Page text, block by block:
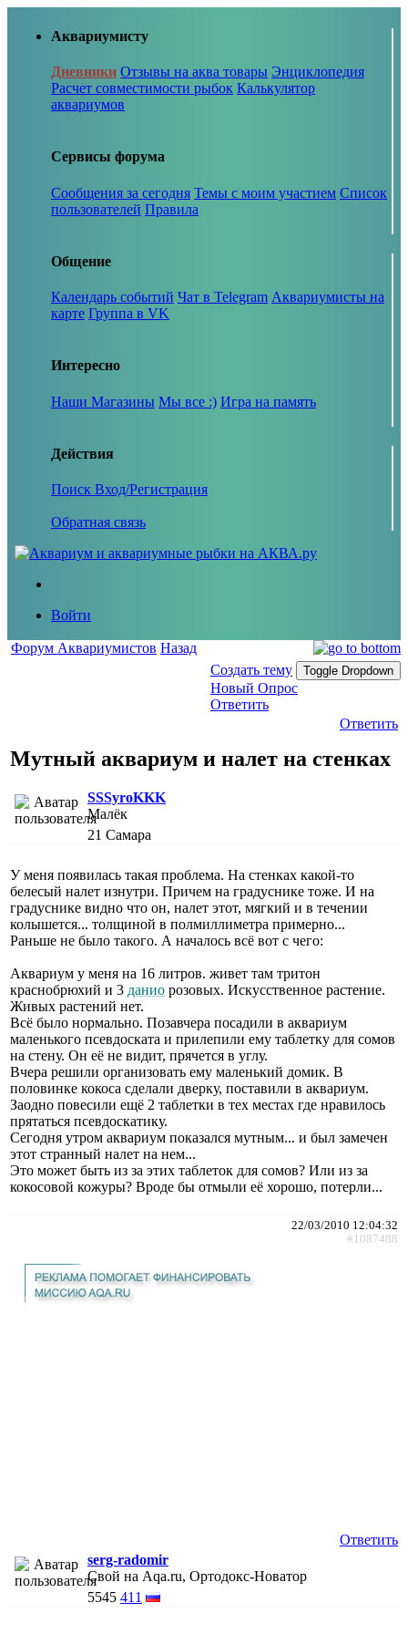
Аквариумисту
Дневники Отзывы на аква товары Энциклопедия
Расчет совместимости рыбок Калькулятор
аквариумов
Сервисы форума
Сообщения за сегодня Темы с моим участием Список
пользователей Правила
Общение
Календарь событий Чат в Telegram Аквариумисты на
карте Группа в VK
Интересно
Наши Магазины Мы все :) Игра на память
Действия
Поиск Вход/Регистрация
Обратная связь
Войти
Форум Аквариумистов Назад
Создать тему
Toggle Dropdown
Новый Опрос
Ответить
Ответить
Мутный аквариум и налет на стенках
SSSyroKKK
Малёк
21 Самара
У меня появилась такая проблема. На стенках какой-то
белесый налет изнутри. Причем на градуснике тоже. И на
градуснике видно что он, налет этот, мягкий и в течении
колышется... толщиной в полмиллиметра примерно...
Раньше не было такого. А началось всё вот с чего:
Аквариум у меня на 16 литров. живет там тритон
краснобрюхий и 3 данио розовых. Искусственное растение.
Живых растений нет.
Всё было нормально. Позавчера посадили в аквариум
маленького псевдоската и прилепили ему таблетку для сомов
на стену. Он её не видит, прячется в углу.
Вчера решили организовать ему маленький домик. В
половинке кокоса сделали дверку, поставили в аквариум.
Заодно повесили ещё 2 таблетки в тех местах где нравилось
прятаться псевдоскатику.
Сегодня утром аквариум показался мутным... и был замечен
этот странный налет на нем...
Это может быть из за этих таблеток для сомов? Или из за
кокосовой кожуры? Вроде бы отмыли её хорошо, потерли...
22/03/2010 12:04:32
#1087488
Ответить
serg-radomir
Свой на Aqa.ru, Ортодокс-Новатор
5545 411